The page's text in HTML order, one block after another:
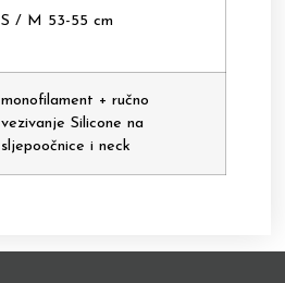
S / M 53-55 cm
monofilament + ručno
vezivanje Silicone na
sljepoočnice i neck